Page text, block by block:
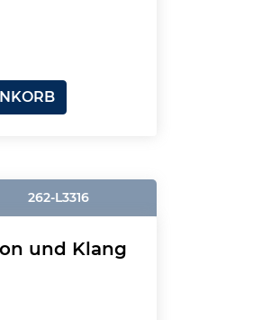
262-L3316
und Klang